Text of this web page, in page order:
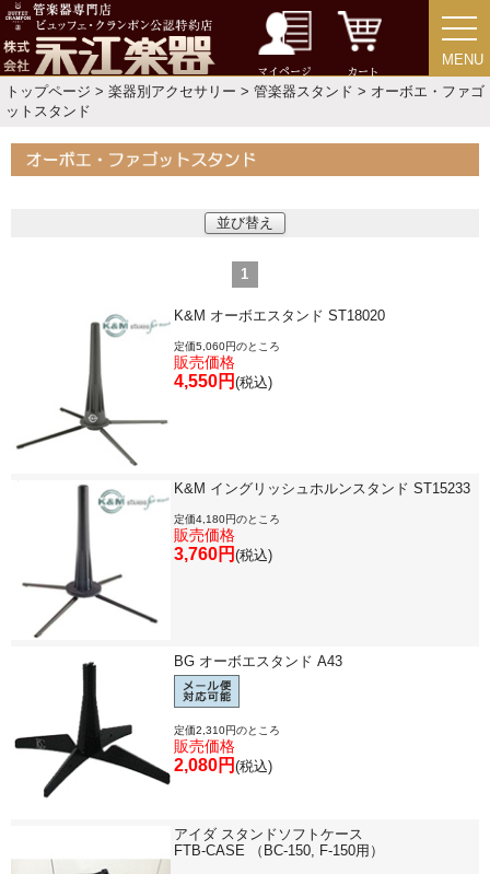
マイページ カート
MENU
MENU
トップページ > 楽器別アクセサリー > 管楽器スタンド > オーボエ・ファゴ
ットスタンド
並び替え
1
K&M オーボエスタンド ST18020
定価5,060円のところ
販売価格
4,550円 (税込)
K&M イングリッシュホルンスタンド ST15233
定価4,180円のところ
販売価格
3,760円 (税込)
BG オーボエスタンド A43
定価2,310円のところ
販売価格
2,080円 (税込)
アイダ スタンドソフトケース
FTB-CASE （BC-150, F-150用）
書籍・CD
中古・アウトレット
アウトレット
今月のお買い得品
価格・ランキングで探す
初級・中級・上級で探す